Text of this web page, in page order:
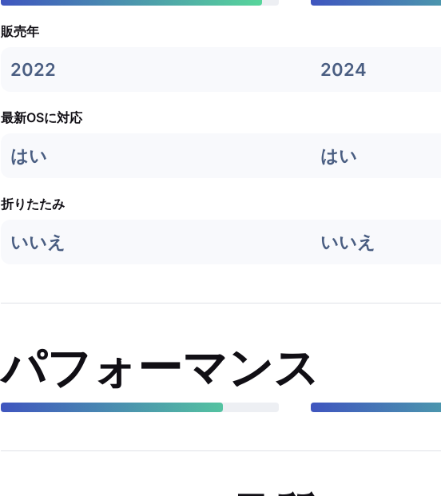
販売年
2022 2024
最新OSに対応
はい はい
折りたたみ
いいえ いいえ
パフォーマンス